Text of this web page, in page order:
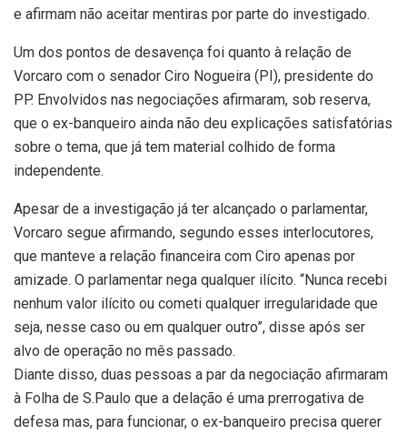
e afirmam não aceitar mentiras por parte do investigado.
Um dos pontos de desavença foi quanto à relação de
Vorcaro com o senador Ciro Nogueira (PI), presidente do
PP. Envolvidos nas negociações afirmaram, sob reserva,
que o ex-banqueiro ainda não deu explicações satisfatórias
sobre o tema, que já tem material colhido de forma
independente.
Apesar de a investigação já ter alcançado o parlamentar,
Vorcaro segue afirmando, segundo esses interlocutores,
que manteve a relação financeira com Ciro apenas por
amizade. O parlamentar nega qualquer ilícito. “Nunca recebi
nenhum valor ilícito ou cometi qualquer irregularidade que
seja, nesse caso ou em qualquer outro”, disse após ser
alvo de operação no mês passado.
Diante disso, duas pessoas a par da negociação afirmaram
à Folha de S.Paulo que a delação é uma prerrogativa de
defesa mas, para funcionar, o ex-banqueiro precisa querer